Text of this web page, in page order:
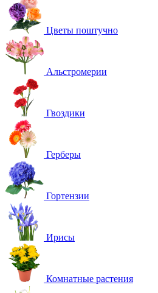
Цветы поштучно
Альстромерии
Гвоздики
Герберы
Гортензии
Ирисы
Комнатные растения